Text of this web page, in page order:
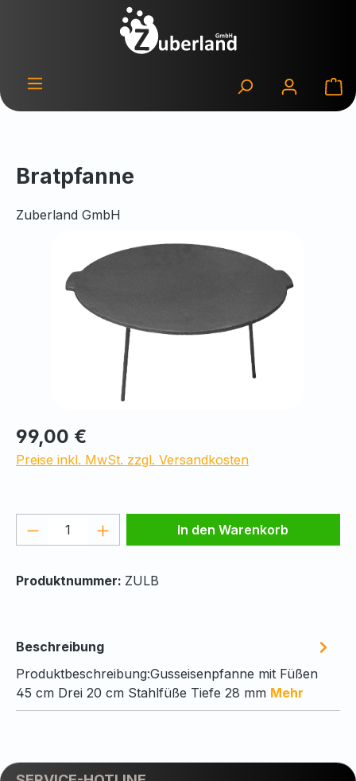
Zum Hauptinhalt springen
Bratpfanne
Zuberland GmbH
Regulärer Preis:
99,00 €
Preise inkl. MwSt. zzgl. Versandkosten
Produkt Anzahl: Gib denIn den Warenkorb
Produktnummer: ZULB
Beschreibung
Produktbeschreibung:Gusseisenpfanne mit Füßen
45 cm Drei 20 cm Stahlfüße Tiefe 28 mm Mehr